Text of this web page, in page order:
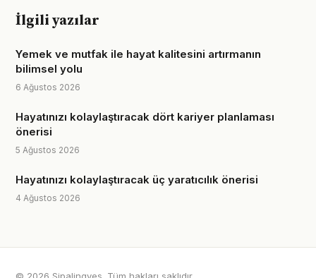
İlgili yazılar
Yemek ve mutfak ile hayat kalitesini artırmanın
bilimsel yolu
6 Ağustos 2026
Hayatınızı kolaylaştıracak dört kariyer planlaması
önerisi
5 Ağustos 2026
Hayatınızı kolaylaştıracak üç yaratıcılık önerisi
4 Ağustos 2026